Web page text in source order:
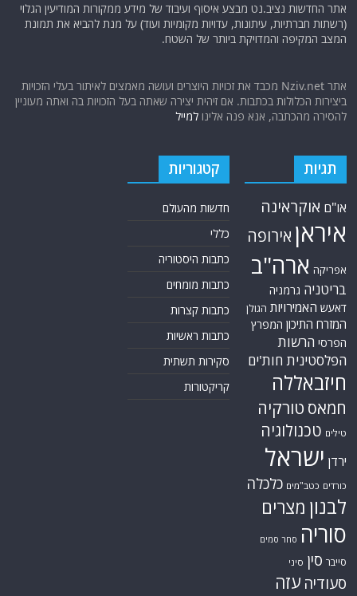
אתר החדשות נציב.נט מבצע איסוף ועיבוד של מידע ממקורות המודיעין הגלוי
(רשתות חברתיות, עיתונות, עדויות מקומיות ועוד) על מנת להביא את תמונת
המצב המקיפה והמדויקת ביותר של השטח.
אתר Nziv.net מכבד את זכויות היוצרים ועושה מאמצים לאיתור בעלי הזכויות
ביצירות הכלולות בכתבות. אם זיהית יצירה שאתה בעל הזכויות בה ואתה מעוניין
להסירה מהכתבה, אנא פנה אלינולמייל
תגיות
או"ם אוקראינה
איראן אירופה
אפריקה ארה"ב
בריטניה גרמניה
דאעש האמירויות הגולן
המזרח התיכון המפרץ
הפרסי הרשות
הפלסטינית חות'ים
חיזבאללה
חמאס טורקיה
טילים טכנולוגיה
ירדן ישראל
כורדים כטב"מים כלכלה
לבנון מצרים
סוריה סחר סמים
סייבר סין סיני
סעודיה עזה
קטגוריות
חדשות מהעולם
כללי
כתבות היסטוריה
כתבות מומחים
כתבות קצרות
כתבות ראשיות
סקירות תשתית
קריקטורות